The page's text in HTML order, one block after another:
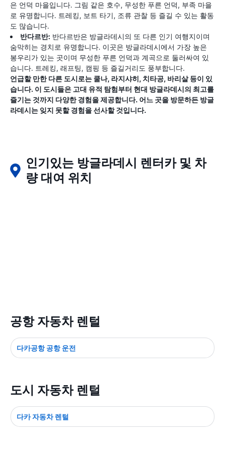
은 언덕 마을입니다. 그림 같은 호수, 무성한 푸른 언덕, 부족 마을
로 유명합니다. 트레킹, 보트 타기, 조류 관찰 등 즐길 수 있는 활동
도 많습니다.
반다르반: 반다르반은 방글라데시의 또 다른 인기 여행지이며
숨막히는 경치로 유명합니다. 이곳은 방글라데시에서 가장 높은
봉우리가 있는 곳이며 무성한 푸른 언덕과 계곡으로 둘러싸여 있
습니다. 트레킹, 래프팅, 캠핑 등 즐길거리도 풍부합니다.
언급할 만한 다른 도시로는 쿨나, 라지샤히, 치타공, 바리살 등이 있
습니다. 이 도시들은 고대 유적 탐험부터 현대 방글라데시의 최고를
즐기는 것까지 다양한 경험을 제공합니다. 어느 곳을 방문하든 방글
라데시는 잊지 못할 경험을 선사할 것입니다.
인기있는 방글라데시 렌터카 및 차
량 대여 위치
공항 자동차 렌털
다카공항 공항 운전
도시 자동차 렌털
다카 자동차 렌털